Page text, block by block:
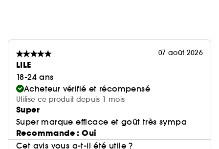
07 août 2026
LILE
18-24 ans
Acheteur vérifié et récompensé
Utilise ce produit depuis 1 mois
Super
Super marque efficace et goût très sympa
Recommande : Oui
Cet avis vous a-t-il été utile ?